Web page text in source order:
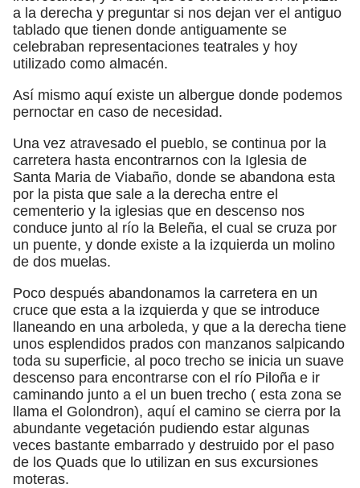
a la derecha y preguntar si nos dejan ver el antiguo
tablado que tienen donde antiguamente se
celebraban representaciones teatrales y hoy
utilizado como almacén.
Así mismo aquí existe un albergue donde podemos
pernoctar en caso de necesidad.
Una vez atravesado el pueblo, se continua por la
carretera hasta encontrarnos con la Iglesia de
Santa Maria de Viabaño, donde se abandona esta
por la pista que sale a la derecha entre el
cementerio y la iglesias que en descenso nos
conduce junto al río la Beleña, el cual se cruza por
un puente, y donde existe a la izquierda un molino
de dos muelas.
Poco después abandonamos la carretera en un
cruce que esta a la izquierda y que se introduce
llaneando en una arboleda, y que a la derecha tiene
unos esplendidos prados con manzanos salpicando
toda su superficie, al poco trecho se inicia un suave
descenso para encontrarse con el río Piloña e ir
caminando junto a el un buen trecho ( esta zona se
llama el Golondron), aquí el camino se cierra por la
abundante vegetación pudiendo estar algunas
veces bastante embarrado y destruido por el paso
de los Quads que lo utilizan en sus excursiones
moteras.